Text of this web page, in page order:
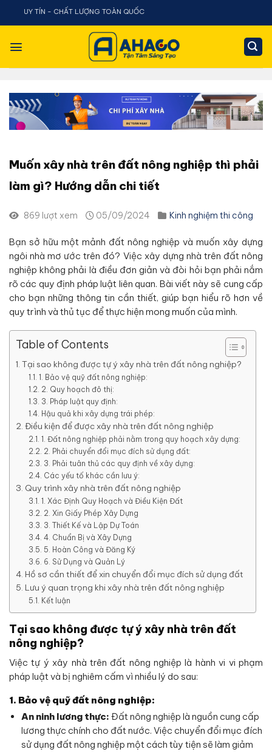
Chuyển
dung
LƯỢNG TOÀN QUỐC
Muốn xây nhà trên đất nông nghiệp thì phải
làm gì? Hướng dẫn chi tiết
869 lượt xem 05/09/2024 Kinh nghiệm thi công
Bạn sở hữu một mảnh đất nông nghiệp và muốn xây dựng
ngôi nhà mơ ước trên đó? Việc xây dựng nhà trên đất nông
nghiệp không phải là điều đơn giản và đòi hỏi bạn phải nắm
rõ các quy định pháp luật liên quan. Bài viết này sẽ cung cấp
cho bạn những thông tin cần thiết, giúp bạn hiểu rõ hơn về
quy trình và thủ tục để thực hiện mong muốn của mình.
Table of Contents
Tại sao không được tự ý xây nhà trên đất nông nghiệp?
1. Bảo vệ quỹ đất nông nghiệp:
2. Quy hoạch đô thị:
3. Pháp luật quy định:
Hậu quả khi xây dựng trái phép:
Điều kiện để được xây nhà trên đất nông nghiệp
1. Đất nông nghiệp phải nằm trong quy hoạch xây dựng:
2. Phải chuyển đổi mục đích sử dụng đất:
3. Phải tuân thủ các quy định về xây dựng:
Các yếu tố khác cần lưu ý:
Quy trình xây nhà trên đất nông nghiệp
1. Xác Định Quy Hoạch và Điều Kiện Đất
2. Xin Giấy Phép Xây Dựng
3. Thiết Kế và Lập Dự Toán
4. Chuẩn Bị và Xây Dựng
5. Hoàn Công và Đăng Ký
6. Sử Dụng và Quản Lý
Hồ sơ cần thiết để xin chuyển đổi mục đích sử dụng đất
Lưu ý quan trọng khi xây nhà trên đất nông nghiệp
Kết luận
Tại sao không được tự ý xây nhà trên đất
nông nghiệp?
Việc tự ý xây nhà trên đất nông nghiệp là hành vi vi phạm
pháp luật và bị nghiêm cấm vì nhiều lý do sau:
1. Bảo vệ quỹ đất nông nghiệp:
An ninh lương thực: Đất nông nghiệp là nguồn cung cấp
lương thực chính cho đất nước. Việc chuyển đổi mục đích
sử dụng đất nông nghiệp một cách tùy tiện sẽ làm giảm